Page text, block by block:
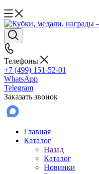
Телефоны
+7 (499) 151-52-01
WhatsApp
Telegram
Заказать звонок
Главная
Каталог
Назад
Каталог
Новинки